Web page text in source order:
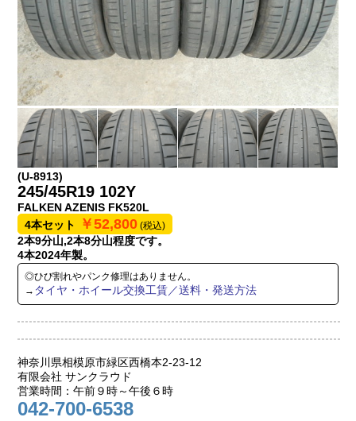
(U-8913)
245/45R19 102Y
FALKEN AZENIS FK520L
4本セット
￥52,800 (税込)
2本9分山,2本8分山程度です。
4本2024年製。
◎ひび割れやパンク修理はありません。
→ タイヤ・ホイール交換工賃／送料・発送方法
神奈川県相模原市緑区西橋本2-23-12
有限会社 サンクラウド
営業時間：午前９時～午後６時
042-700-6538